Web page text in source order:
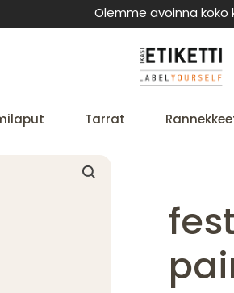
Olemme avoinna koko
Tarrat